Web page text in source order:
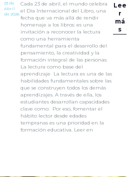
23 de
Abril
de 2026
Cada 23 de abril, el mundo celebra
el Día Internacional del Libro, una
fecha que va más allá de rendir
homenaje a los libros: es una
invitación a reconocer la lectura
como una herramienta
fundamental para el desarrollo del
pensamiento, la creatividad y la
formación integral de las personas.
La lectura como base del
aprendizaje La lectura es una de las
habilidades fundamentales sobre las
que se construyen todos los demás
aprendizajes. A través de ella, los
estudiantes desarrollan capacidades
clave como: Por eso, fomentar el
hábito lector desde edades
tempranas es una prioridad en la
formación educativa. Leer en
Lee
r
má
s